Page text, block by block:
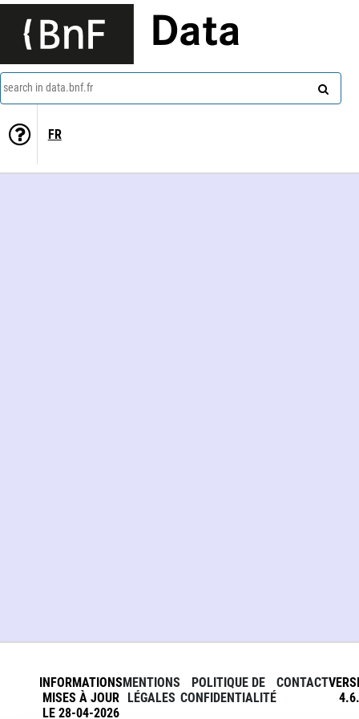
Data
search in data.bnf.fr
FR
INFORMATIONS
MISES À JOUR
LE 28-04-2026
MENTIONS
LÉGALES
POLITIQUE DE
CONFIDENTIALITÉ
CONTACT